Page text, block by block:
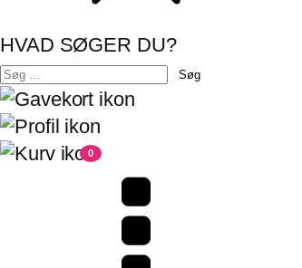
HVAD SØGER DU?
Søg
efter:
0